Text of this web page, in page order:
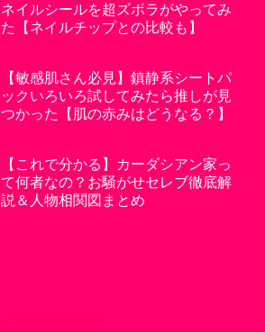
ネイルシールを超ズボラがやってみ
た【ネイルチップとの比較も】
【敏感肌さん必見】鎮静系シートパ
ックいろいろ試してみたら推しが見
つかった【肌の赤みはどうなる？】
【これで分かる】カーダシアン家っ
て何者なの？お騒がせセレブ徹底解
説＆人物相関図まとめ